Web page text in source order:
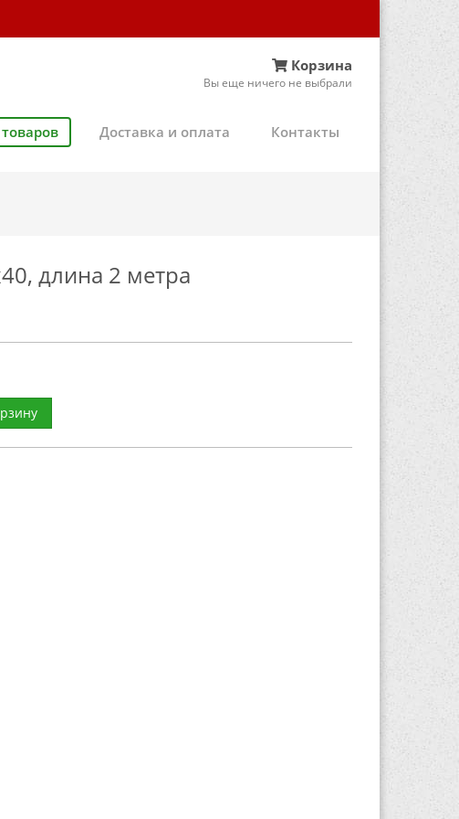
Корзина
Вы еще ничего не выбрали
Доставка и оплата Контакты
длина 2 метра